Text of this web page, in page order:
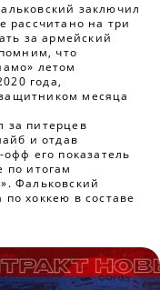
заключил
рассчитано на три
за армейский
что
летом
года,
месяца
за питерцев
и отдав
его показатель
по итогам
Фальковский
хоккею в составе